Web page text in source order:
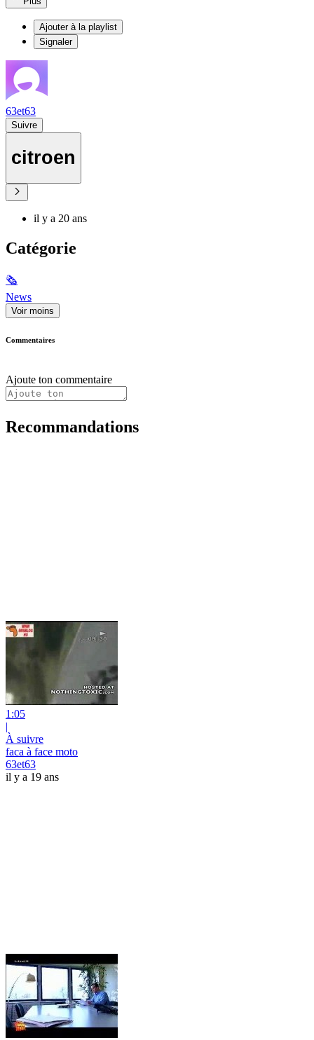
Ajouter à la playlist
Signaler
63et63
Suivre
citroen
il y a 20 ans
Catégorie
🗞
News
Voir moins
Commentaires
Ajoute ton commentaire
Recommandations
1:05
|
À suivre
faca à face moto
63et63
il y a 19 ans